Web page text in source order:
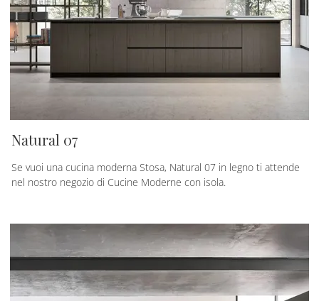
Natural 07
Se vuoi una cucina moderna Stosa, Natural 07 in legno ti attende
nel nostro negozio di Cucine Moderne con isola.